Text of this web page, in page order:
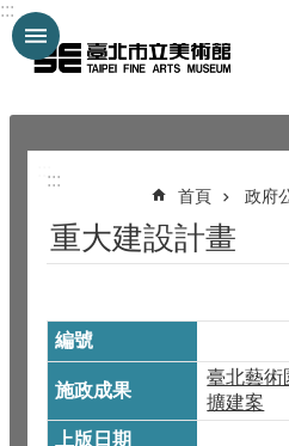
跳到主要內容區塊
:::
:::
首頁 政府
重大建設計畫
臺北藝
擴建案